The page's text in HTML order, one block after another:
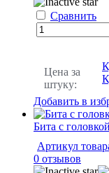
Сравнить
Цена за
штуку:
Добавить в
Бита с
Артикул
0 отзывов